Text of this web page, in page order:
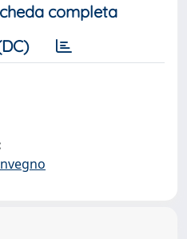
completa